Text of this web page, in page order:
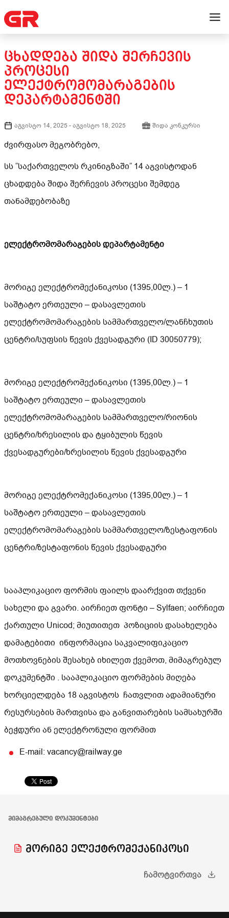
ᲪᲮᲐᲓᲓᲔᲑᲐ ᲨᲘᲓᲐ ᲨᲔᲠᲩᲔᲕᲘᲡ
ᲞᲠᲝᲪᲔᲡᲘ
ᲔᲚᲔᲥᲢᲠᲝᲛᲝᲛᲐᲠᲐᲒᲔᲑᲘᲡ
ᲓᲔᲞᲐᲠᲢᲐᲛᲔᲜᲢᲨᲘ
აგვისტო 14, 2025 -აგვისტო 18, 2025 შიდა კონკურსი
ძვირფასო მეგობრებო,
სს ”საქართველოს რკინიგზაში” 14 აგვისტოდან
ცხადდება შიდა შერჩევის პროცესი შემდეგ
თანამდებობაზე
ელექტრომომარაგების დეპარტამენტი
მორიგე ელექტრომექანიკოსი (1395,00ლ.) – 1
საშტატო ერთეული – დასავლეთის
ელექტრომომარაგების სამმართველო/ლანჩხუთის
ცენტრი/სუფსის წევის ქვესადგური (ID 30050779);
მორიგე ელექტრომექანიკოსი (1395,00ლ.) – 1
საშტატო ერთეული – დასავლეთის
ელექტრომომარაგების სამმართველო/რიონის
ცენტრი/ხრესილის და ტყიბულის წევის
ქვესადგურები/ხრესილის წევის ქვესადგური
მორიგე ელექტრომექანიკოსი (1395,00ლ.) – 1
საშტატო ერთეული – დასავლეთის
ელექტრომომარაგების სამმართველო/ზესტაფონის
ცენტრი/ზესტაფონის წევის ქვესადგური
სააპლიკაციო ფორმის ფაილს დაარქვით თქვენი
სახელი და გვარი. აირჩიეთ ფონტი – Sylfaen; აირჩიეთ
ქართული Unicod; მიუთითეთ პოზიციის დასახელება
დამატებითი ინფორმაცია საკვალიფიკაციო
მოთხოვნების შესახებ იხილეთ ქვემოთ, მიმაგრებულ
დოკუმენტში . სააპლიკაციო ფორმების მიღება
ხორციელდება 18 აგვისტოს ჩათვლით ადამიანური
რესურსების მართვისა და განვითარების სამსახურში
ბეჭდური ან ელექტრონული ფორმით
E-mail: vacancy@railway.ge
ᲛᲘᲛᲐᲒᲠᲔᲑᲣᲚᲘ ᲓᲝᲙᲣᲛᲔᲜᲢᲔᲑᲘ
მორიგე ელექტრომექანიკოსი
ᲩᲐᲛᲝᲢᲕᲘᲠᲗᲕᲐ